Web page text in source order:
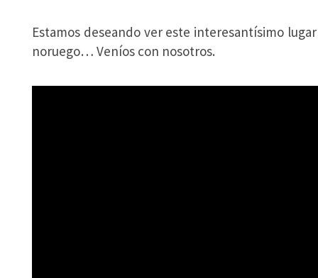
Estamos deseando ver este interesantísimo
noruego… Veníos con nosotros.